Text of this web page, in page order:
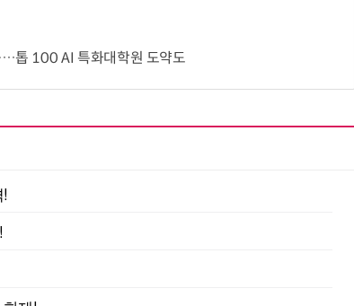
톱 100 AI 특화대학원 도약도